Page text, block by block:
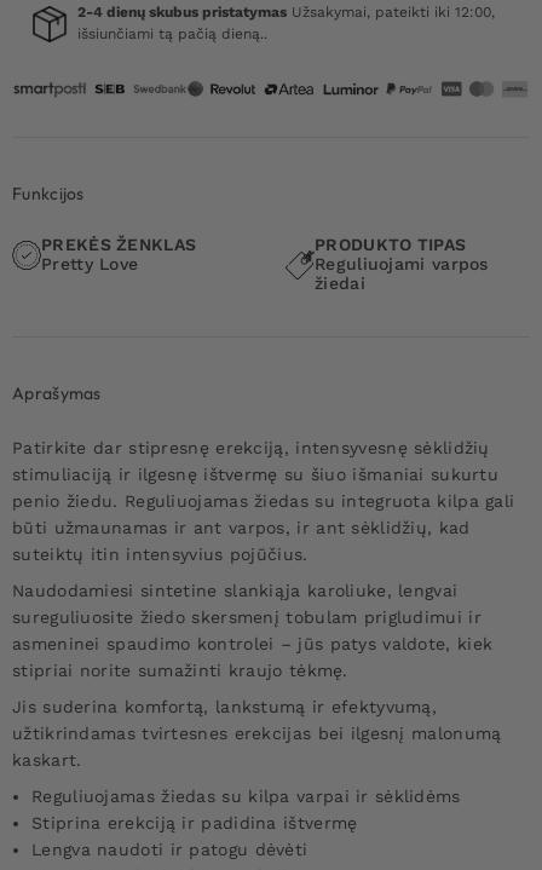
Cockring
2-4 dienų skubus pristatymas Užsakymai, pateikti iki 12:00,
išsiunčiami tą pačią dieną..
Funkcijos
PREKĖS ŽENKLAS
Pretty Love
PRODUKTO TIPAS
Reguliuojami varpos
žiedai
Aprašymas
Patirkite dar stipresnę erekciją, intensyvesnę sėklidžių
stimuliaciją ir ilgesnę ištvermę su šiuo išmaniai sukurtu
penio žiedu. Reguliuojamas žiedas su integruota kilpa gali
būti užmaunamas ir ant varpos, ir ant sėklidžių, kad
suteiktų itin intensyvius pojūčius.
Naudodamiesi sintetine slankiąja karoliuke, lengvai
sureguliuosite žiedo skersmenį tobulam prigludimui ir
asmeninei spaudimo kontrolei – jūs patys valdote, kiek
stipriai norite sumažinti kraujo tėkmę.
Jis suderina komfortą, lankstumą ir efektyvumą,
užtikrindamas tvirtesnes erekcijas bei ilgesnį malonumą
kaskart.
Reguliuojamas žiedas su kilpa varpai ir sėklidėms
Stiprina erekciją ir padidina ištvermę
Lengva naudoti ir patogu dėvėti